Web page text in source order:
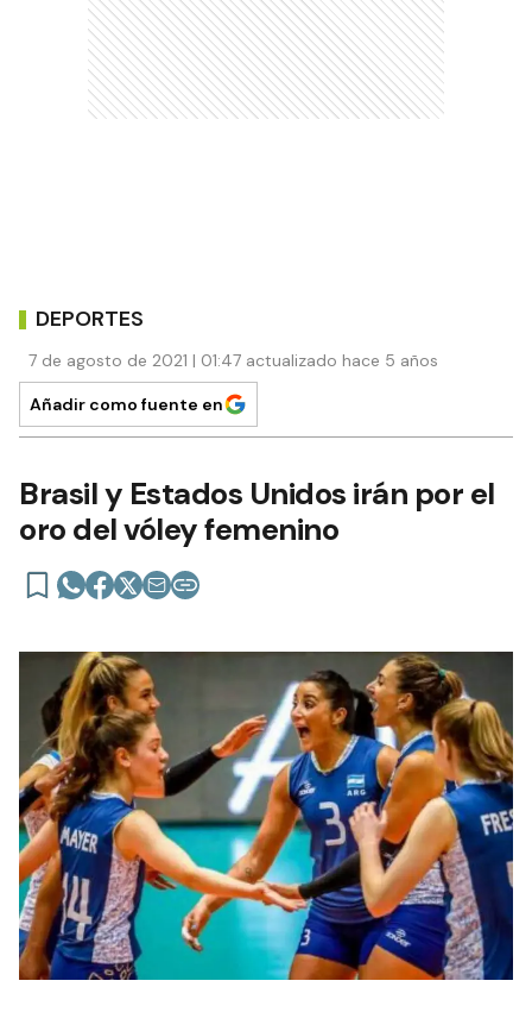
DEPORTES
7 de agosto de 2021 | 01:47 actualizado hace 5 años
Añadir como fuente en
Brasil y Estados Unidos irán por el
oro del vóley femenino